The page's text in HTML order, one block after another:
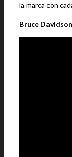
la marca con
Bruce